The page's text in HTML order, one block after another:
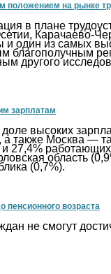
положением на рынке
в плане
Карачаево-
и один из самых
благополучным
другого
зарплатам
высоких
а также Москва —
27,4%
область
(0,7%).
пенсионного возраста
не смогут